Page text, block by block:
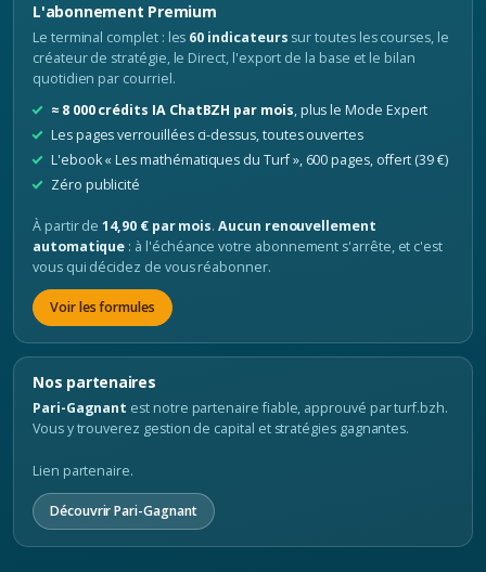
L'abonnement Premium
Le terminal complet : les 60 indicateurs sur toutes les courses, le
créateur de stratégie, le Direct, l'export de la base et le bilan
quotidien par courriel.
≈ 8 000 crédits IA ChatBZH par mois, plus le Mode Expert
Les pages verrouillées ci-dessus, toutes ouvertes
L'ebook « Les mathématiques du Turf », 600 pages, offert (39 €)
Zéro publicité
À partir de14,90 € par mois.Aucun renouvellement
automatique : à l'échéance votre abonnement s'arrête, et c'est
vous qui décidez de vous réabonner.
Voir les formules
Nos partenaires
Pari-Gagnant est notre partenaire fiable, approuvé par turf.bzh.
Vous y trouverez gestion de capital et stratégies gagnantes.
Lien partenaire.
Découvrir Pari-Gagnant